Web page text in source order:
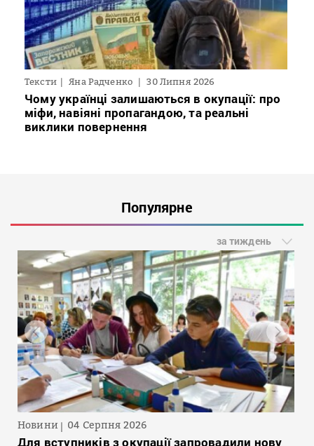
Тексти Яна Радченко 30 Липня 2026
Чому українці залишаються в окупації: про
міфи, навіяні пропагандою, та реальні
виклики повернення
Популярне
за тиждень
Новини 04 Серпня 2026
Для вступників з окупації запровадили нову